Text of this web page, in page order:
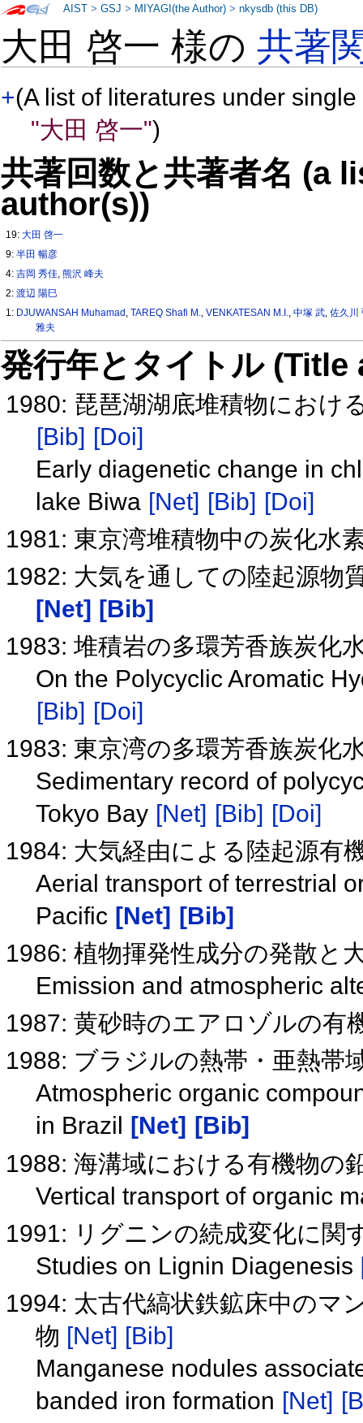
大田 啓一 様の共著
+(A list of literatures under
"大田 啓一")
共著回数と共著者名 (a
author(s))
19:大田 啓一
9:半田 暢彦
4:吉岡 秀佳,熊沢 峰夫
2:渡辺 陽巳
1: DJUWANSAH Muhamad ,TAREQ Shafi M.,VENKATESAN M.I.,中塚 武,佐久川
雅夫
発行年とタイトル
1980: 琵琶湖湖底堆積物におけ
[Bib] [Doi]
Early diagenetic change in
lake Biwa [Net] [Bib] [Doi]
1981: 東京湾堆積物中の炭化水
1982: 大気を通しての陸起源物
[Net] [Bib]
1983: 堆積岩の多環芳香族炭化
On the Polycyclic Aromatic
[Bib] [Doi]
1983: 東京湾の多環芳香族炭化
Sedimentary record of
Tokyo Bay [Net] [Bib] [Doi]
1984: 大気経由による陸起源有
Aerial transport of terrestrial
Pacific [Net]
[Bib]
1986: 植物揮発性成分の発散と
Emission and atmospheric
1987: 黄砂時のエアロゾルの有
1988: ブラジルの熱帯・亜熱帯
Atmospheric organic
in Brazil
[Net]
[Bib]
1988: 海溝域における有機物の
Vertical transport of organic
1991: リグニンの続成変化に関
Studies on Lignin Diagenesis
1994: 太古代縞状鉄鉱床中のマ
物 [Net] [Bib]
Manganese nodules
banded iron formation [Net]
AIST >GSJ > MIYAGI(the Author) >nkysdb (this DB)